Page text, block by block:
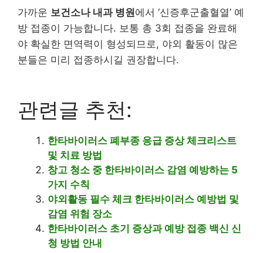
가까운 보건소나 내과 병원에서 ‘신증후군출혈열’ 예
방 접종이 가능합니다. 보통 총 3회 접종을 완료해
야 확실한 면역력이 형성되므로, 야외 활동이 많은
분들은 미리 접종하시길 권장합니다.
관련글 추천:
한타바이러스 폐부종 응급 증상 체크리스트
및 치료 방법
창고 청소 중 한타바이러스 감염 예방하는 5
가지 수칙
야외활동 필수 체크 한타바이러스 예방법 및
감염 위험 장소
한타바이러스 초기 증상과 예방 접종 백신 신
청 방법 안내